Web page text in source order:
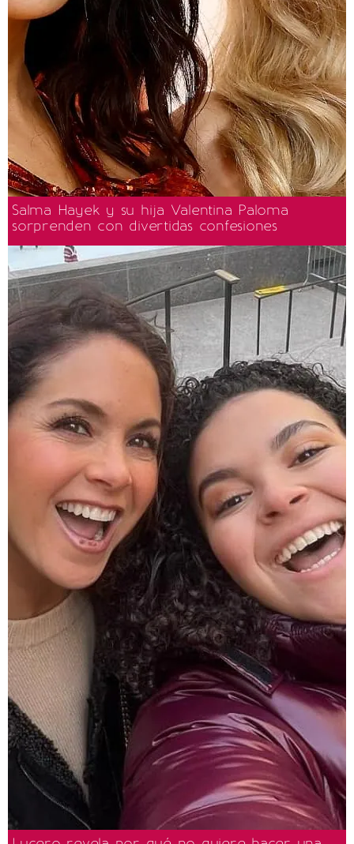
Salma Hayek y su hija Valentina Paloma
sorprenden con divertidas confesiones